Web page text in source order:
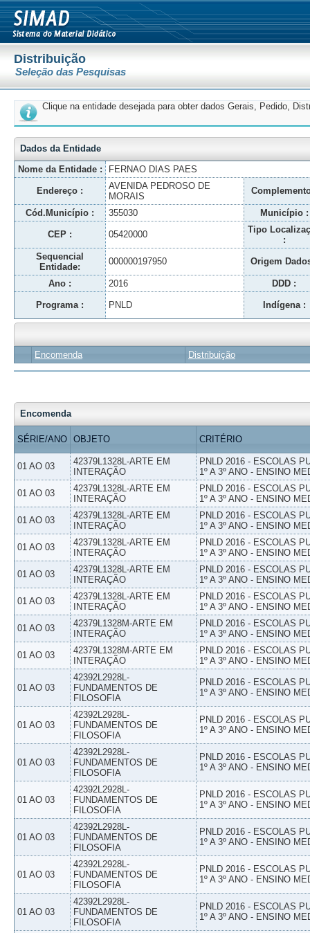
Distribuição
Seleção das Pesquisas
Clique na entidade desejada para obter dados Gerais, Pedido,
Dados da Entidade
Nome da Entidade :
FERNAO DIAS PAES
Endereço :
AVENIDA PEDROSO DE
MORAIS
Cód.Município : 355030 Município :
CEP : 05420000
Tipo
:
Sequencial
Entidade:
000000197950 Origem
Ano : 2016 DDD :
Programa : PNLD Indígena :
Encomenda Distribuição
Encomenda
SÉRIE/ANO OBJETO CRITÉRIO
01 AO 03
42379L1328L-ARTE EM
INTERAÇÃO
PNLD 2016 - ESCOLAS
1º A 3º ANO - ENSINO
01 AO 03
42379L1328L-ARTE EM
INTERAÇÃO
PNLD 2016 - ESCOLAS
1º A 3º ANO - ENSINO
01 AO 03
42379L1328L-ARTE EM
INTERAÇÃO
PNLD 2016 - ESCOLAS
1º A 3º ANO - ENSINO
01 AO 03
42379L1328L-ARTE EM
INTERAÇÃO
PNLD 2016 - ESCOLAS
1º A 3º ANO - ENSINO
01 AO 03
42379L1328L-ARTE EM
INTERAÇÃO
PNLD 2016 - ESCOLAS
1º A 3º ANO - ENSINO
01 AO 03
42379L1328L-ARTE EM
INTERAÇÃO
PNLD 2016 - ESCOLAS
1º A 3º ANO - ENSINO
01 AO 03
42379L1328M-ARTE EM
INTERAÇÃO
PNLD 2016 - ESCOLAS
1º A 3º ANO - ENSINO
01 AO 03
42379L1328M-ARTE EM
INTERAÇÃO
PNLD 2016 - ESCOLAS
1º A 3º ANO - ENSINO
01 AO 03
42392L2928L-
FUNDAMENTOS DE
FILOSOFIA
PNLD 2016 - ESCOLAS
1º A 3º ANO - ENSINO
01 AO 03
42392L2928L-
FUNDAMENTOS DE
FILOSOFIA
PNLD 2016 - ESCOLAS
1º A 3º ANO - ENSINO
01 AO 03
42392L2928L-
FUNDAMENTOS DE
FILOSOFIA
PNLD 2016 - ESCOLAS
1º A 3º ANO - ENSINO
01 AO 03
42392L2928L-
FUNDAMENTOS DE
FILOSOFIA
PNLD 2016 - ESCOLAS
1º A 3º ANO - ENSINO
01 AO 03
42392L2928L-
FUNDAMENTOS DE
FILOSOFIA
PNLD 2016 - ESCOLAS
1º A 3º ANO - ENSINO
01 AO 03
42392L2928L-
FUNDAMENTOS DE
FILOSOFIA
PNLD 2016 - ESCOLAS
1º A 3º ANO - ENSINO
01 AO 03
42392L2928L-
FUNDAMENTOS DE
FILOSOFIA
PNLD 2016 - ESCOLAS
1º A 3º ANO - ENSINO